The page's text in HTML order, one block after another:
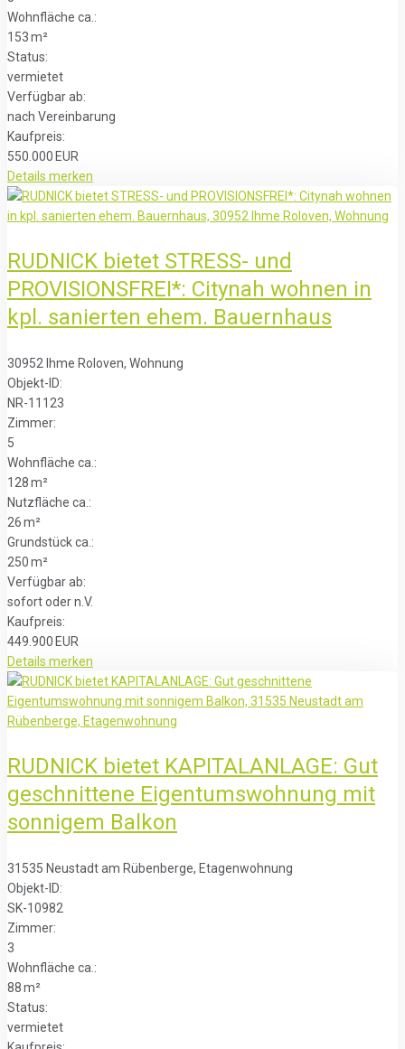
Wohnfläche ca.:
153 m²
Status:
vermietet
Verfügbar ab:
nach Vereinbarung
Kaufpreis:
550.000 EUR
Details merken
RUDNICK bietet STRESS- und
PROVISIONSFREI*: Citynah wohnen in
kpl. sanierten ehem. Bauernhaus
30952 Ihme Roloven, Wohnung
Objekt-ID:
NR-11123
Zimmer:
5
Wohnfläche ca.:
128 m²
Nutzfläche ca.:
26 m²
Grund­stück ca.:
250 m²
Verfügbar ab:
sofort oder n.V.
Kaufpreis:
449.900 EUR
Details merken
RUDNICK bietet KAPITALANLAGE: Gut
geschnittene Eigentumswohnung mit
sonnigem Balkon
31535 Neustadt am Rübenberge, Etagenwohnung
Objekt-ID:
SK-10982
Zimmer:
3
Wohnfläche ca.:
88 m²
Status:
vermietet